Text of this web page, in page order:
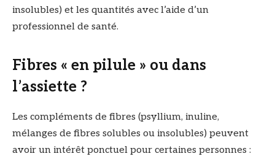
insolubles) et les quantités avec l’aide d’un
professionnel de santé.
Fibres « en pilule » ou dans
l’assiette ?
Les compléments de fibres (psyllium, inuline,
mélanges de fibres solubles ou insolubles) peuvent
avoir un intérêt ponctuel pour certaines personnes :